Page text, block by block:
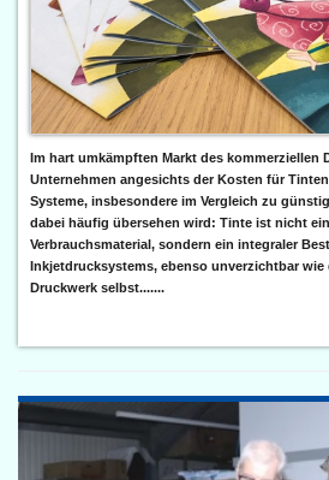
Im hart umkämpften Markt des kommerziellen
Unternehmen angesichts der Kosten für
Systeme, insbesondere im Vergleich zu
dabei häufig übersehen wird: Tinte ist nicht
Verbrauchsmaterial, sondern ein integraler
Inkjetdrucksystems, ebenso unverzichtbar wie
Druckwerk selbst.......